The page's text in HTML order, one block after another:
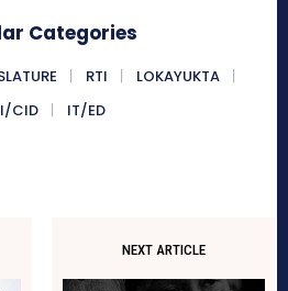
Categories
RTI
LOKAYUKTA
CID
IT/ED
NEXT ARTICLE